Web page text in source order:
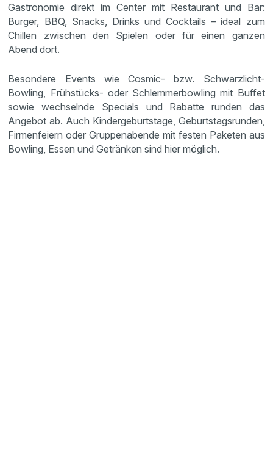
Gastronomie direkt im Center mit Restaurant und Bar:
Burger, BBQ, Snacks, Drinks und Cocktails – ideal zum
Chillen zwischen den Spielen oder für einen ganzen
Abend dort.
Besondere Events wie Cosmic- bzw. Schwarzlicht-
Bowling, Frühstücks- oder Schlemmerbowling mit Buffet
sowie wechselnde Specials und Rabatte runden das
Angebot ab. Auch Kindergeburtstage, Geburtstagsrunden,
Firmenfeiern oder Gruppenabende mit festen Paketen aus
Bowling, Essen und Getränken sind hier möglich.